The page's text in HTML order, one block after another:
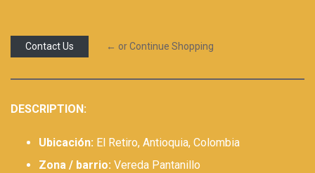
Contact Us ← or Continue Shopping
DESCRIPTION:
Ubicación: El Retiro, Antioquia, Colombia
Zona / barrio: Vereda Pantanillo